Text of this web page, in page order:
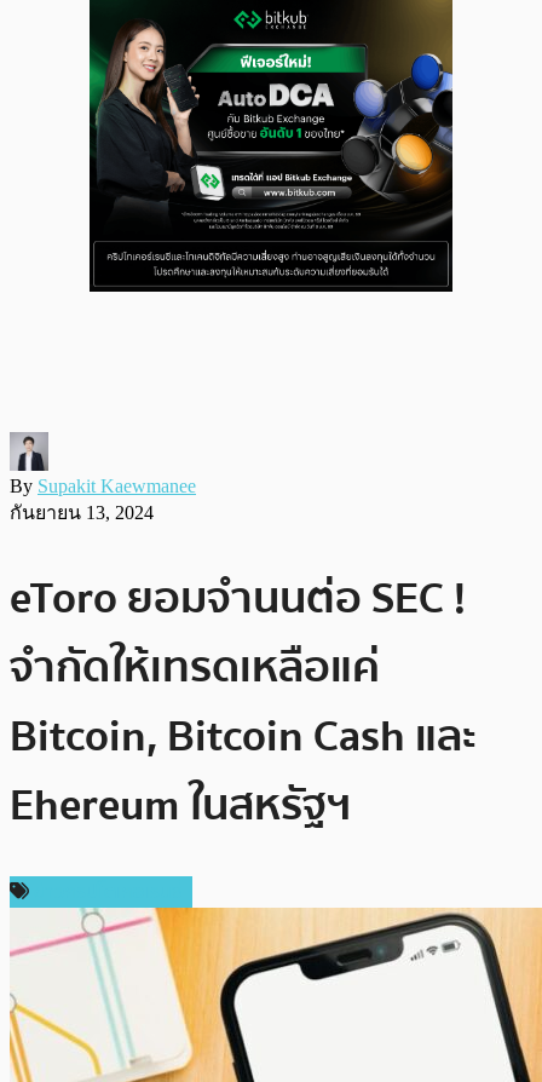
By Supakit Kaewmanee
กันยายน 13, 2024
eToro ยอมจำนนต่อ SEC !
จำกัดให้เทรดเหลือแค่
Bitcoin, Bitcoin Cash และ
Ehereum ในสหรัฐฯ